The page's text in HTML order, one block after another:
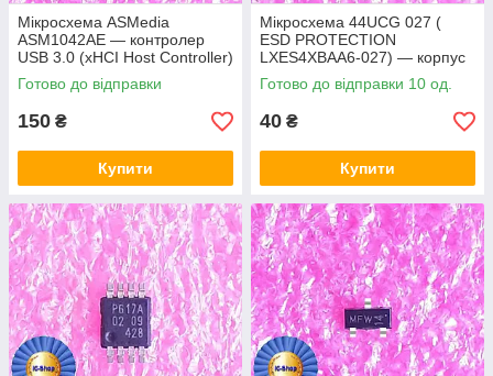
Мікросхема ASMedia
ASM1042AE — контролер
USB 3.0 (xHCI Host Controller)
Готово до відправки
150 ₴
Купити
Мікросхема 44UCG 027 (
ESD PROTECTION
LXES4XBAA6-027) — корпус
msop8
Готово до відправки 10 од.
40 ₴
Купити